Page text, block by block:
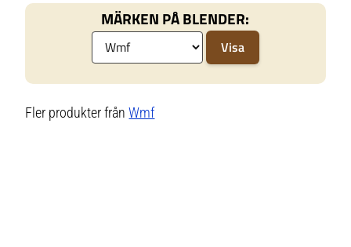
MÄRKEN PÅ BLENDER:
Fler produkter frånWmf